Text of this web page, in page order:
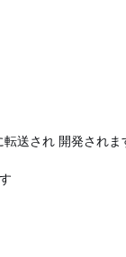
送され 開発されま